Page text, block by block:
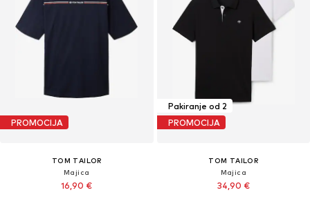
PROMOCIJA
TOM TAILOR
Majica
16,90 €
Pakiranje od 2
PROMOCIJA
TOM TAILOR
Majica
34,90 €